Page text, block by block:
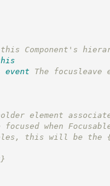
Component's
event
The focusleave
element
when
this will be the